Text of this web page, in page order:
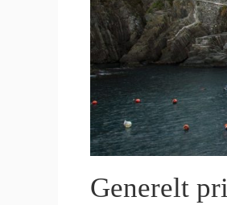
Generelt